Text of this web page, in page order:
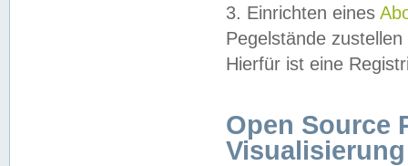
3. Einrichten eines
Pegelstände
Hierfür ist eine
Open Source
Visualisierung